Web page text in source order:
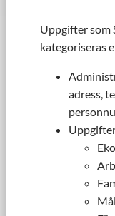
Uppgifter som
kategoriseras
adress,